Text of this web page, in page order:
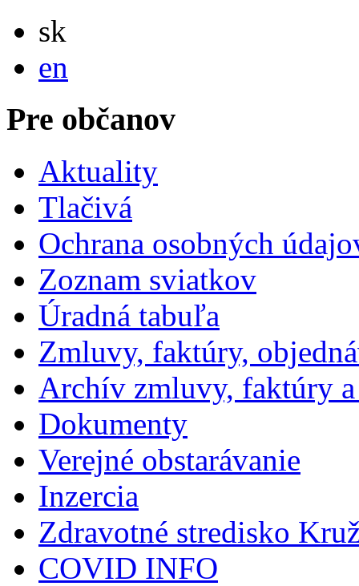
sk
en
Pre občanov
Aktuality
Tlačivá
Ochrana osobných
Zoznam sviatkov
Úradná tabuľa
Zmluvy, faktúry,
Archív zmluvy, faktúry
Dokumenty
Verejné obstarávanie
Inzercia
Zdravotné stredisko
COVID INFO